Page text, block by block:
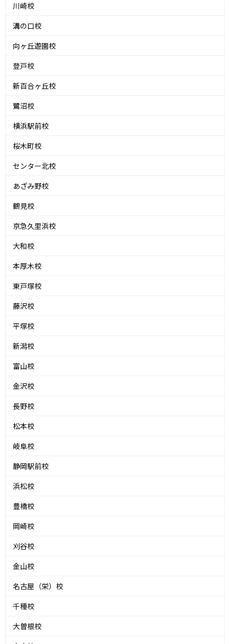
川崎校
溝の口校
向ヶ丘遊園校
登戸校
新百合ヶ丘校
鷺沼校
横浜駅前校
桜木町校
センター北校
あざみ野校
鶴見校
京急久里浜校
大和校
本厚木校
東戸塚校
藤沢校
平塚校
新潟校
富山校
金沢校
長野校
松本校
岐阜校
静岡駅前校
浜松校
豊橋校
岡崎校
刈谷校
金山校
名古屋（栄）校
千種校
大曽根校